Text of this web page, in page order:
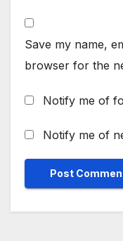
Save my name,
browser for the
Notify me of
Notify me of